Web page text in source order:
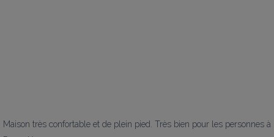
Maison très confortable et de plein pied. Très bien pour les personnes